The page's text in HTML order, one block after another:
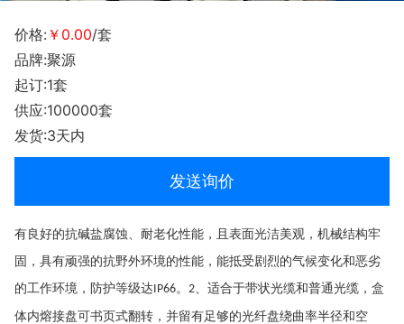
价格: ￥0.00/套
品牌:聚源
起订:1套
供应:100000套
发货:3天内
发送询价
有良好的抗碱盐腐蚀、耐老化性能，且表面光洁美观，机械结构牢
固，具有顽强的抗野外环境的性能，能抵受剧烈的气候变化和恶劣
的工作环境，防护等级达IP66。 2、适合于带状光缆和普通光缆，盒
体内熔接盘可书页式翻转，并留有足够的光纤盘绕曲率半径和空